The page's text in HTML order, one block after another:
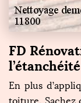
FD
En plus
toiture. Sachez